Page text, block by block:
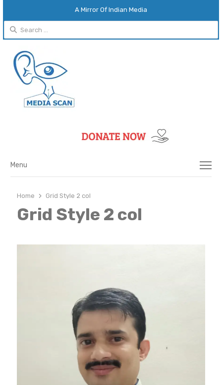
A Mirror Of Indian Media
Search
for:
Menu
Menu
Home Grid Style 2 col
Grid Style 2 col